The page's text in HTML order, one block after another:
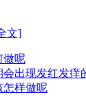
文]
做呢
出现发红发痒
怎样做呢